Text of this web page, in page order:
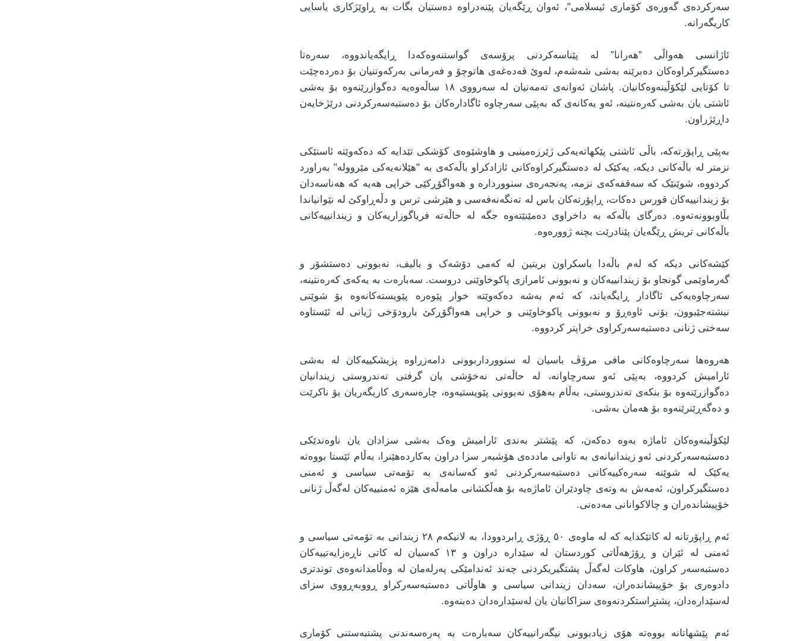
سەرکردەی گەورەی کۆماری ئیسلامی"، ئەوان ڕێگەیان پێنەدراوە دەستیان بگات بە ڕاوێژکاری یاسایی
کاریگەرانە.
ئاژانسی هەواڵی ”هەرانا” لە پێناسەکردنی پرۆسەی گواستنەوەکەدا ڕایگەیاندووە، سەرەتا
دەستگیرکراوەکان دەبرێنە بەشی شەشەم، لەوێ قەدەغەی هاتوچۆ و فەرمانی بەرکەوتنیان بۆ دەردەچێت
تا کۆتایی لێکۆڵینەوەکانیان. پاشان ئەوانەی تەمەنیان لە سەرووی ١٨ ساڵەوەیە دەگوازرێنەوە بۆ بەشی
ئاشتی یان بەشی کەرەنتینە، ئەو یەکانەی کە بەپێی سەرچاوە ئاگادارەکان بۆ دەستبەسەرکردنی درێژخایەن
داڕێژراون.
بەپێی ڕاپۆرتەکە، باڵی ئاشتی پێکهاتەیەکی ژێرزەمینیی و هاوشێوەی کۆشکی تێدایە کە دەکەوێتە ئاستێکی
نزمتر لە باڵەکانی دیکە، یەکێک لە دەستگیرکراوەکانی ئازادکراو باڵەکەی بە "هێلانەیەکی مێروولە" بەراورد
کردووە، شوێنێک کە سەقفەکەی نزمە، پەنجەرەی سنووردارە و هەواگۆڕکێی خراپی هەیە کە هەناسەدان
بۆ زیندانییەکان قورس دەکات، ڕاپۆرتەکان باس لە تەنگەنەفەسی و هێرشی ترس و دڵەڕاوکێ لە نێوانیاندا
بڵاوبوونەتەوە. دەرگای باڵەکە بە داخراوی دەمێنێتەوە جگە لە حاڵەتە فریاگوزاریەکان و زیندانییەکانی
باڵەکانی تریش ڕێگەیان پێنادرێت بچنە ژوورەوە.
کێشەکانی دیکە کە لەم باڵەدا باسکراون بریتین لە کەمی دۆشەک و بالیف، نەبوونی دەستشۆر و
گەرماوێمی گونجاو بۆ زیندانییەکان و نەبوونی ئامرازی پاکوخاوێنی دروست. سەبارەت بە یەکەی کەرەنتینە،
سەرچاوەیەکی ئاگادار ڕایگەیاند، کە ئەم بەشە دەکەوێتە خوار پێوەرە پێویستەکانەوە بۆ شوێنی
نیشتەجێبوون، بۆنی ئاوەڕۆ و نەبوونی پاکوخاوێنی و خراپی هەواگۆڕکێ بارودۆخی ژیانی لە ئێستاوە
سەختی ژنانی دەستبەسەرکراوی خراپتر کردووە.
هەروەها سەرچاوەکانی مافی مرۆڤ باسیان لە سنوورداربوونی دامەزراوە پزیشکییەکان لە بەشی
ئارامیش کردووە، بەپێی ئەو سەرچاوانە، لە حاڵەتی نەخۆشی یان گرفتی تەندروستی زیندانیان
دەگوازرێنەوە بۆ بنکەی تەندروستی، بەڵام بەهۆی نەبوونی پێویستیەوە، چارەسەری کاریگەریان بۆ ناکرێت
و دەگەڕێنرێنەوە بۆ هەمان بەشی.
لێکۆڵینەوەکان ئاماژە بەوە دەکەن، کە پێشتر بەندی ئارامیش وەک بەشی سزادان یان ناوەندێکی
دەستبەسەرکردنی ئەو زیندانیانەی بە تاوانی ماددەی هۆشبەر سزا دراون بەکاردەهێنرا، بەڵام ئێستا بووەتە
یەکێک لە شوێنە سەرەکییەکانی دەستبەسەرکردنی ئەو کەسانەی بە تۆمەتی سیاسی و ئەمنی
دەستگیرکراون، ئەمەش بە وتەی چاودێران ئاماژەیە بۆ هەڵکشانی مامەڵەی هێزە ئەمنییەکان لەگەڵ ژنانی
خۆپیشاندەران و چالاکوانانی مەدەنی.
ئەم ڕاپۆرتانە لە کاتێکدایە کە لە ماوەی ٥٠ ڕۆژی ڕابردوودا، بە لانیکەم ٢٨ زیندانی بە تۆمەتی سیاسی و
ئەمنی لە ئێران و ڕۆژهەڵاتی کوردستان لە سێدارە دراون و ١٣ کەسیان لە کاتی ناڕەزایەتییەکان
دەستبەسەر کراون، هاوکات لەگەڵ پشتگیریکردنی چەند ئەندامێکی پەرلەمان لە وەڵامدانەوەی توندتری
دادوەری بۆ خۆپیشاندەران، سەدان زیندانی سیاسی و هاوڵاتی دەستبەسەرکراو ڕووبەڕووی سزای
لەسێدارەدان، پشتڕاستکردنەوەی سزاکانیان یان لەسێدارەدان دەبنەوە.
ئەم پێشهاتانە بووەتە هۆی زیادبوونی نیگەرانییەکان سەبارەت بە پەرەسەندنی پشتبەستنی کۆماری